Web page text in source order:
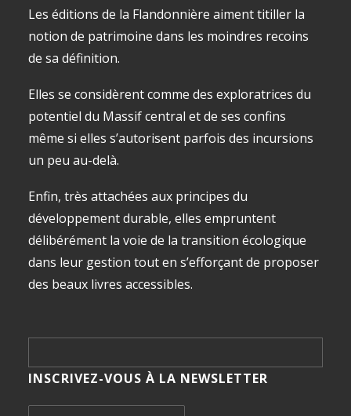
Les éditions de la Flandonnière aiment titiller la
notion de patrimoine dans les moindres recoins
de sa définition.
Elles se considèrent comme des exploratrices du
potentiel du Massif central et de ses confins
même si elles s’autorisent parfois des incursions
un peu au-delà.
Enfin, très attachées aux principes du
développement durable, elles empruntent
délibérément la voie de la transition écologique
dans leur gestion tout en s’efforçant de proposer
des beaux livres accessibles.
INSCRIVEZ-VOUS À LA NEWSLETTER